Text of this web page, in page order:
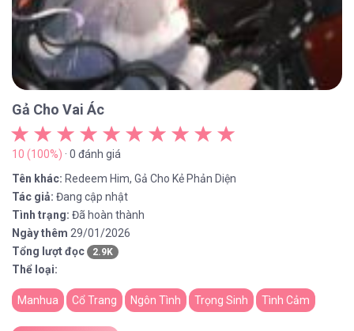
Gả Cho Vai Ác
10 (100%) · 0 đánh giá
Tên khác: Redeem Him, Gả Cho Kẻ Phản Diện
Tác giả: Đang cập nhật
Tình trạng: Đã hoàn thành
Ngày thêm 29/01/2026
Tổng lượt đọc
2.9K
Thể loại:
Manhua Cổ Trang Ngôn Tình Trọng Sinh Tình Cảm